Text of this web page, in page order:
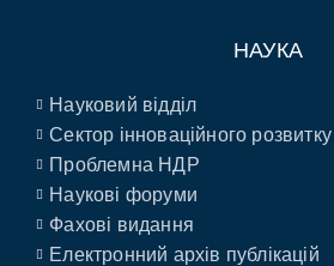
НАУКА
Науковий відділ
Сектор інноваційного розвитку
Проблемна НДР
Наукові форуми
Фахові видання
Електронний архів публікацій